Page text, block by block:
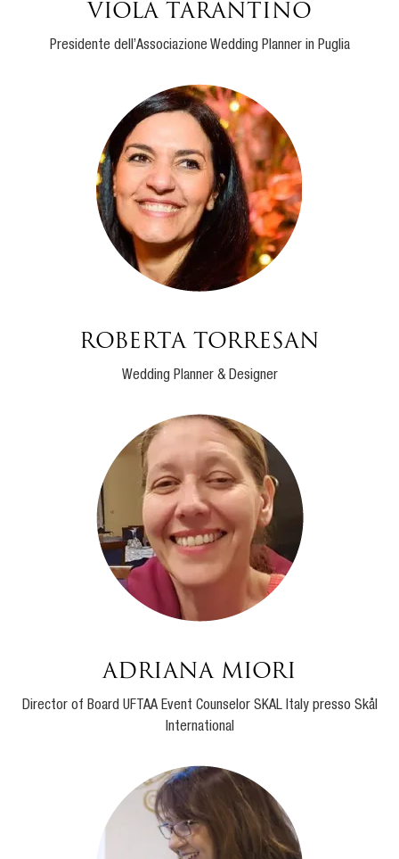
Viola Tarantino
Presidente dell’Associazione Wedding Planner in Puglia
Roberta Torresan
Wedding Planner & Designer
Adriana Miori
Director of Board UFTAA Event Counselor SKAL Italy presso Skål
International